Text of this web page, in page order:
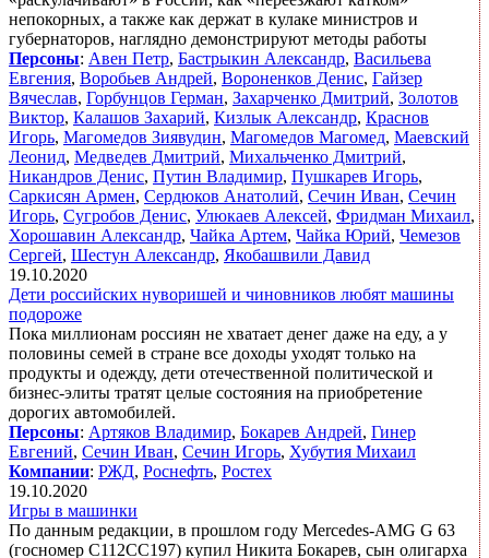
непокорных, а также как держат в кулаке министров и
губернаторов, наглядно демонстрируют методы работы
Персоны: Авен Петр, Бастрыкин Александр, Васильева
Евгения, Воробьев Андрей, Вороненков Денис, Гайзер
Вячеслав, Горбунцов Герман, Захарченко Дмитрий, Золотов
Виктор, Калашов Захарий, Кизлык Александр, Краснов
Игорь, Магомедов Зиявудин, Магомедов Магомед, Маевский
Леонид, Медведев Дмитрий, Михальченко Дмитрий,
Никандров Денис, Путин Владимир, Пушкарев Игорь,
Саркисян Армен, Сердюков Анатолий, Сечин Иван, Сечин
Игорь, Сугробов Денис, Улюкаев Алексей, Фридман Михаил,
Хорошавин Александр, Чайка Артем, Чайка Юрий, Чемезов
Сергей, Шестун Александр, Якобашвили Давид
19.10.2020
Дети российских нуворишей и чиновников любят машины
подороже
Пока миллионам россиян не хватает денег даже на еду, а у
половины семей в стране все доходы уходят только на
продукты и одежду, дети отечественной политической и
бизнес-элиты тратят целые состояния на приобретение
дорогих автомобилей.
Персоны: Артяков Владимир, Бокарев Андрей, Гинер
Евгений, Сечин Иван, Сечин Игорь, Хубутия Михаил
Компании: РЖД, Роснефть, Ростех
19.10.2020
Игры в машинки
По данным редакции, в прошлом году Mercedes-AMG G 63
(госномер С112СС197) купил Никита Бокарев, сын олигарха